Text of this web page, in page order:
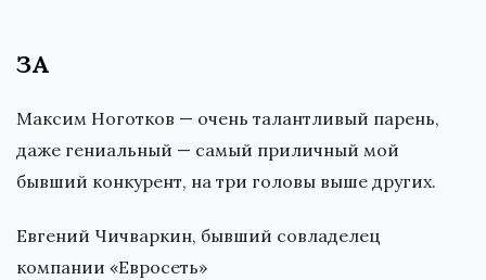
ЗА
Максим Ноготков — очень талантливый парень,
даже гениальный — самый приличный мой
бывший конкурент, на три головы выше других.
Евгений Чичваркин, бывший совладелец
компании «Евросеть»